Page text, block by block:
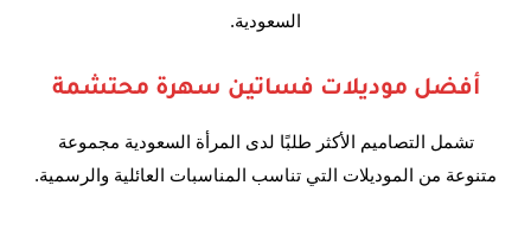
السعودية.
أفضل موديلات فساتين سهرة محتشمة
تشمل التصاميم الأكثر طلبًا لدى المرأة السعودية مجموعة
متنوعة من الموديلات التي تناسب المناسبات العائلية والرسمية.